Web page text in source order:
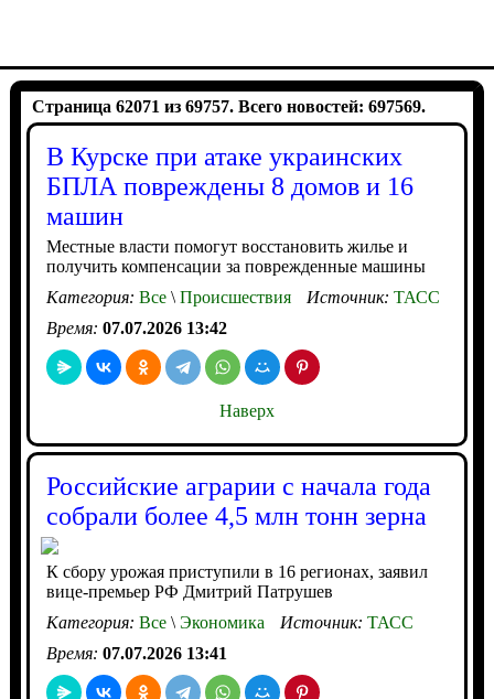
Страница 62071 из 69757. Всего новостей: 697569.
В Курске при атаке украинских
БПЛА повреждены 8 домов и 16
машин
Местные власти помогут восстановить жилье и
получить компенсации за поврежденные машины
Категория: Все\Происшествия Источник: ТАСС
Время: 07.07.2026 13:42
Наверх
Российские аграрии с начала года
собрали более 4,5 млн тонн зерна
К сбору урожая приступили в 16 регионах, заявил
вице-премьер РФ Дмитрий Патрушев
Категория: Все\Экономика Источник: ТАСС
Время: 07.07.2026 13:41